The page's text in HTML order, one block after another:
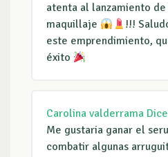
atenta al lanzamiento
maquillaje
!!!
este emprendimiento,
éxito
Carolina valderrama
Me gustaria ganar el
combatir algunas